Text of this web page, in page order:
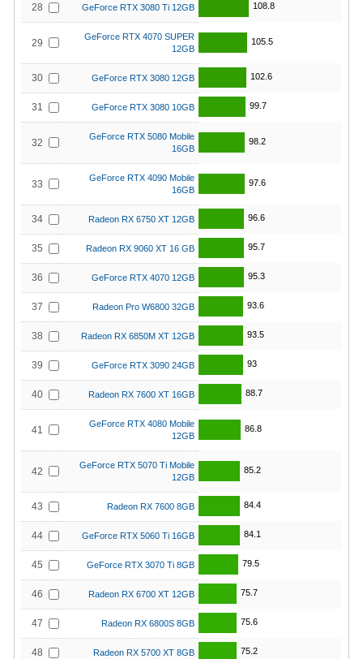
28 GeForce RTX 3080 Ti 12GB 108.8
29
GeForce RTX 4070 SUPER
12GB
105.5
30 GeForce RTX 3080 12GB 102.6
31 GeForce RTX 3080 10GB 99.7
32
GeForce RTX 5080 Mobile
16GB
98.2
33
GeForce RTX 4090 Mobile
16GB
97.6
34 Radeon RX 6750 XT 12GB 96.6
35 Radeon RX 9060 XT 16 GB 95.7
36 GeForce RTX 4070 12GB 95.3
37 Radeon Pro W6800 32GB 93.6
38 Radeon RX 6850M XT 12GB 93.5
39 GeForce RTX 3090 24GB 93
40 Radeon RX 7600 XT 16GB 88.7
41
GeForce RTX 4080 Mobile
12GB
86.8
42
GeForce RTX 5070 Ti Mobile
12GB
85.2
43 Radeon RX 7600 8GB 84.4
44 GeForce RTX 5060 Ti 16GB 84.1
45 GeForce RTX 3070 Ti 8GB 79.5
46 Radeon RX 6700 XT 12GB 75.7
47 Radeon RX 6800S 8GB 75.6
48 Radeon RX 5700 XT 8GB 75.2